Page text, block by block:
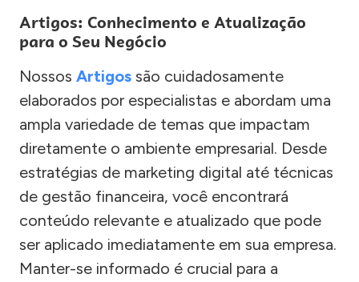
Artigos: Conhecimento e Atualização
para o Seu Negócio
Nossos Artigos são cuidadosamente
elaborados por especialistas e abordam uma
ampla variedade de temas que impactam
diretamente o ambiente empresarial. Desde
estratégias de marketing digital até técnicas
de gestão financeira, você encontrará
conteúdo relevante e atualizado que pode
ser aplicado imediatamente em sua empresa.
Manter-se informado é crucial para a